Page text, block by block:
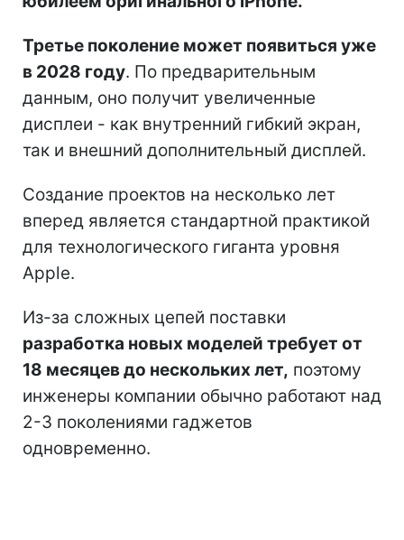
Третье поколение может появиться уже
в 2028 году. По предварительным
данным, оно получит увеличенные
дисплеи - как внутренний гибкий экран,
так и внешний дополнительный дисплей.
Создание проектов на несколько лет
вперед является стандартной практикой
для технологического гиганта уровня
Apple.
Из-за сложных цепей поставки
разработка новых моделей требует от
18 месяцев до нескольких лет, поэтому
инженеры компании обычно работают над
2-3 поколениями гаджетов
одновременно.